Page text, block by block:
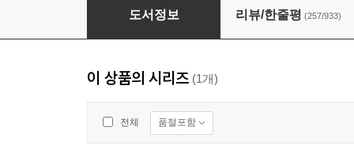
빨강머리 앤이 하는 말
도서정보 리뷰/한줄평 (257/933)
이 상품의 시리즈 (1개)
전체 품절포함